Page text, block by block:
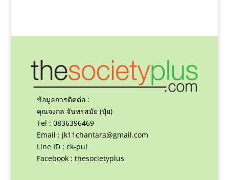
ข้อมูลการติดต่อ :
คุณจงกล จันทรสมัย (ปุ๋ย)
Tel : 0836396469
Email : jk11chantara@gmail.com
Line ID : ck-pui
Facebook : thesocietyplus